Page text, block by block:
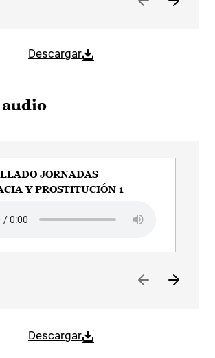
Descargar
audio
Descargar
JORNADAS
Y PROSTITUCIÓN 1